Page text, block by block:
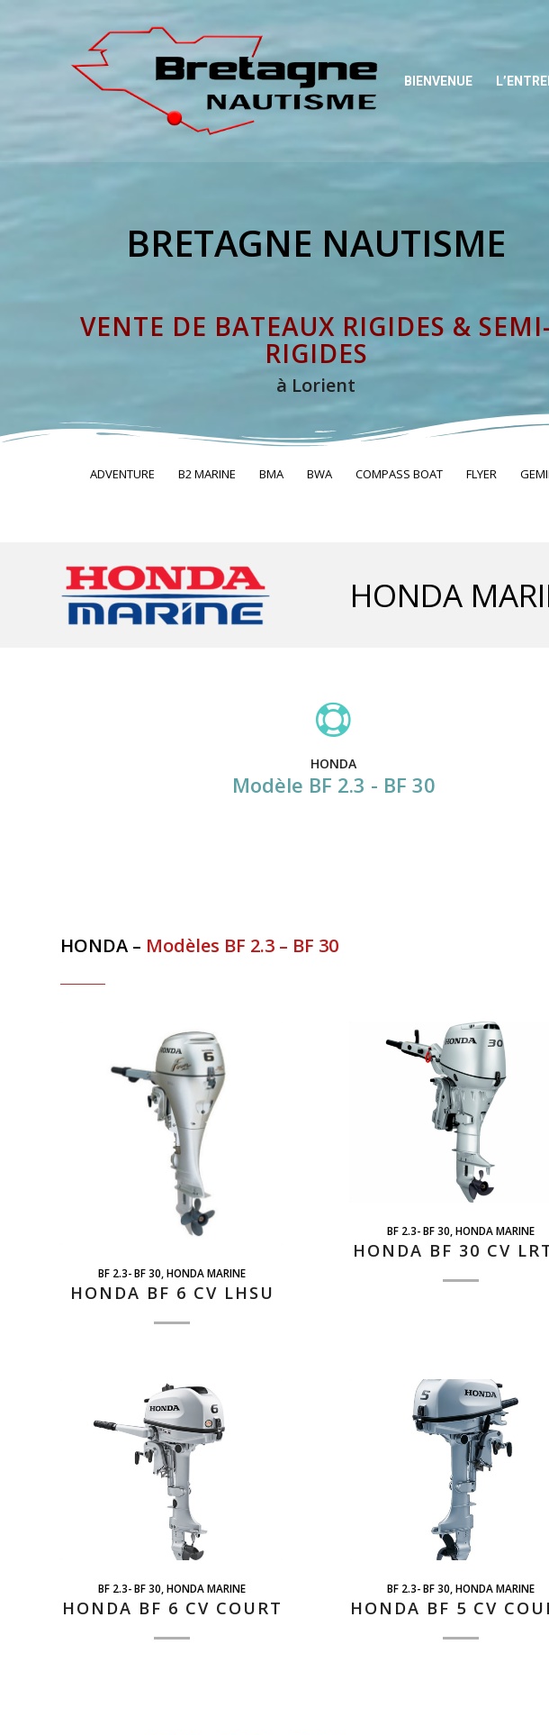
BIENVENUE
BRETAGNE NAUTISME
VENTE DE BATEAUX RIGIDES & SEMI-
RIGIDES
à Lorient
ADVENTURE B2 MARINE BMA BWA COMPASS BOAT FLYER
HONDA
HONDA
Modèle BF 2.3 - BF 30
HONDA – Modèles BF 2.3 – BF 30
BF 2.3- BF 30 ,HONDA MARINE
HONDA BF 6 CV LHSU
BF 2.3- BF 30 HONDA MARINE
HONDA BF 30 CV
BF 2.3- BF 30 ,HONDA MARINE
HONDA BF 6 CV COURT
BF 2.3- BF 30 HONDA MARINE
HONDA BF 5 CV